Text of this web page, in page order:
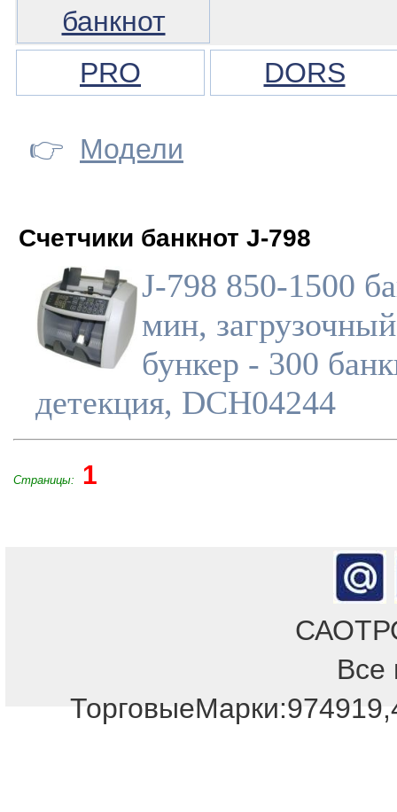
банкнот
PRO
DORS
👉 Модели
Счетчики банкнот J-798
J-798 850-1500
мин, загрузочный
бункер - 300
детекция, DCH04244
Страницы: 1
Все